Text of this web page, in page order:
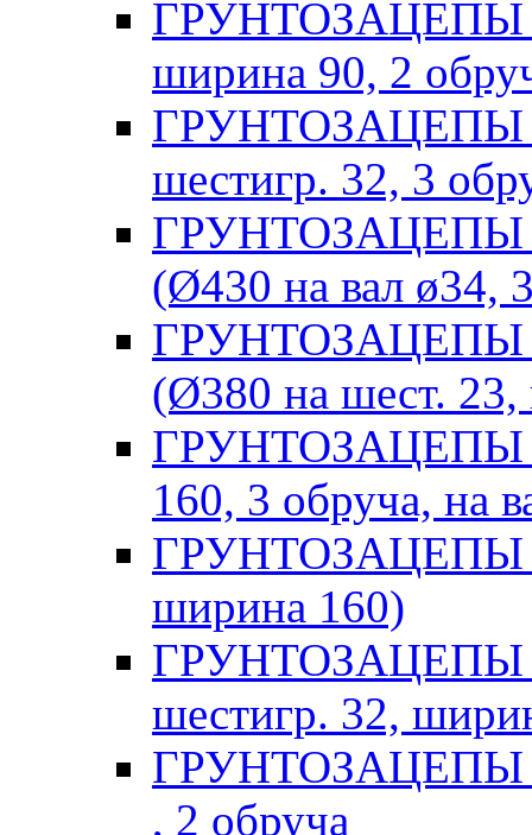
ГРУНТОЗАЦЕПЫ
ширина 90, 2
ГРУНТОЗАЦЕПЫ
шестигр. 32, 3
ГРУНТОЗАЦЕПЫ
(Ø430 на вал ø34,
ГРУНТОЗАЦЕПЫ
(Ø380 на шест.
ГРУНТОЗАЦЕПЫ
160, 3 обруча, на
ГРУНТОЗАЦЕПЫ С
ширина 160)
ГРУНТОЗАЦЕПЫ
шестигр. 32,
ГРУНТОЗАЦЕПЫ
, 2 обруча